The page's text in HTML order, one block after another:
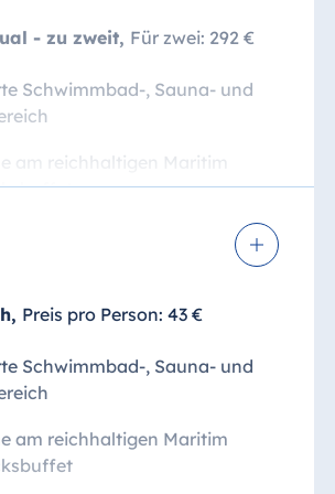
und Beinmassage
Rückenmassage
Dauer ca. 70 Minuten, pro
Körperpackung
- zu zweit, Für zwei: 292 €
Schwimmbad-, Sauna- und
am reichhaltigen Maritim
Ritual von 90 Minuten:
Ganzkörpermassage
Preis pro Person: 43 €
Schwimmbad-, Sauna- und
am reichhaltigen Maritim